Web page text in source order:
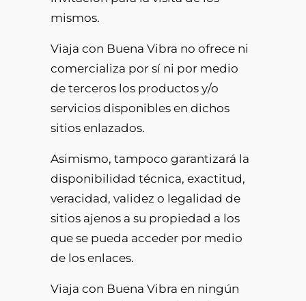
mismos.
Viaja con Buena Vibra no ofrece ni
comercializa por sí ni por medio
de terceros los productos y/o
servicios disponibles en dichos
sitios enlazados.
Asimismo, tampoco garantizará la
disponibilidad técnica, exactitud,
veracidad, validez o legalidad de
sitios ajenos a su propiedad a los
que se pueda acceder por medio
de los enlaces.
Viaja con Buena Vibra en ningún